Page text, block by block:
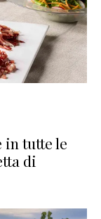
in tutte le
di